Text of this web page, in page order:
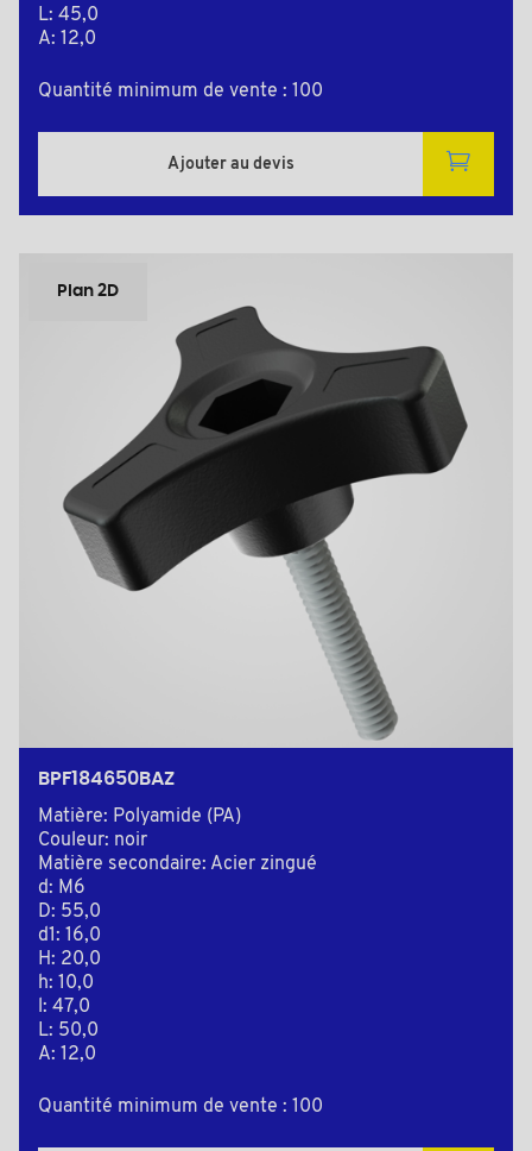
L: 45,0
A: 12,0
Quantité minimum de vente : 100
Ajouter au devis
Plan 2D
BPF184650BAZ
Matière: Polyamide (PA)
Couleur: noir
Matière secondaire: Acier zingué
d: M6
D: 55,0
d1: 16,0
H: 20,0
h: 10,0
l: 47,0
L: 50,0
A: 12,0
Quantité minimum de vente : 100